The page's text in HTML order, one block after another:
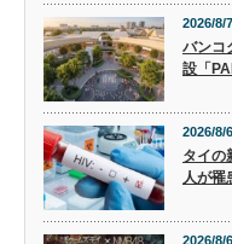
2026/8/7
バンコ
設「
2026/8/6
タイの
人が罹
2026/8/6